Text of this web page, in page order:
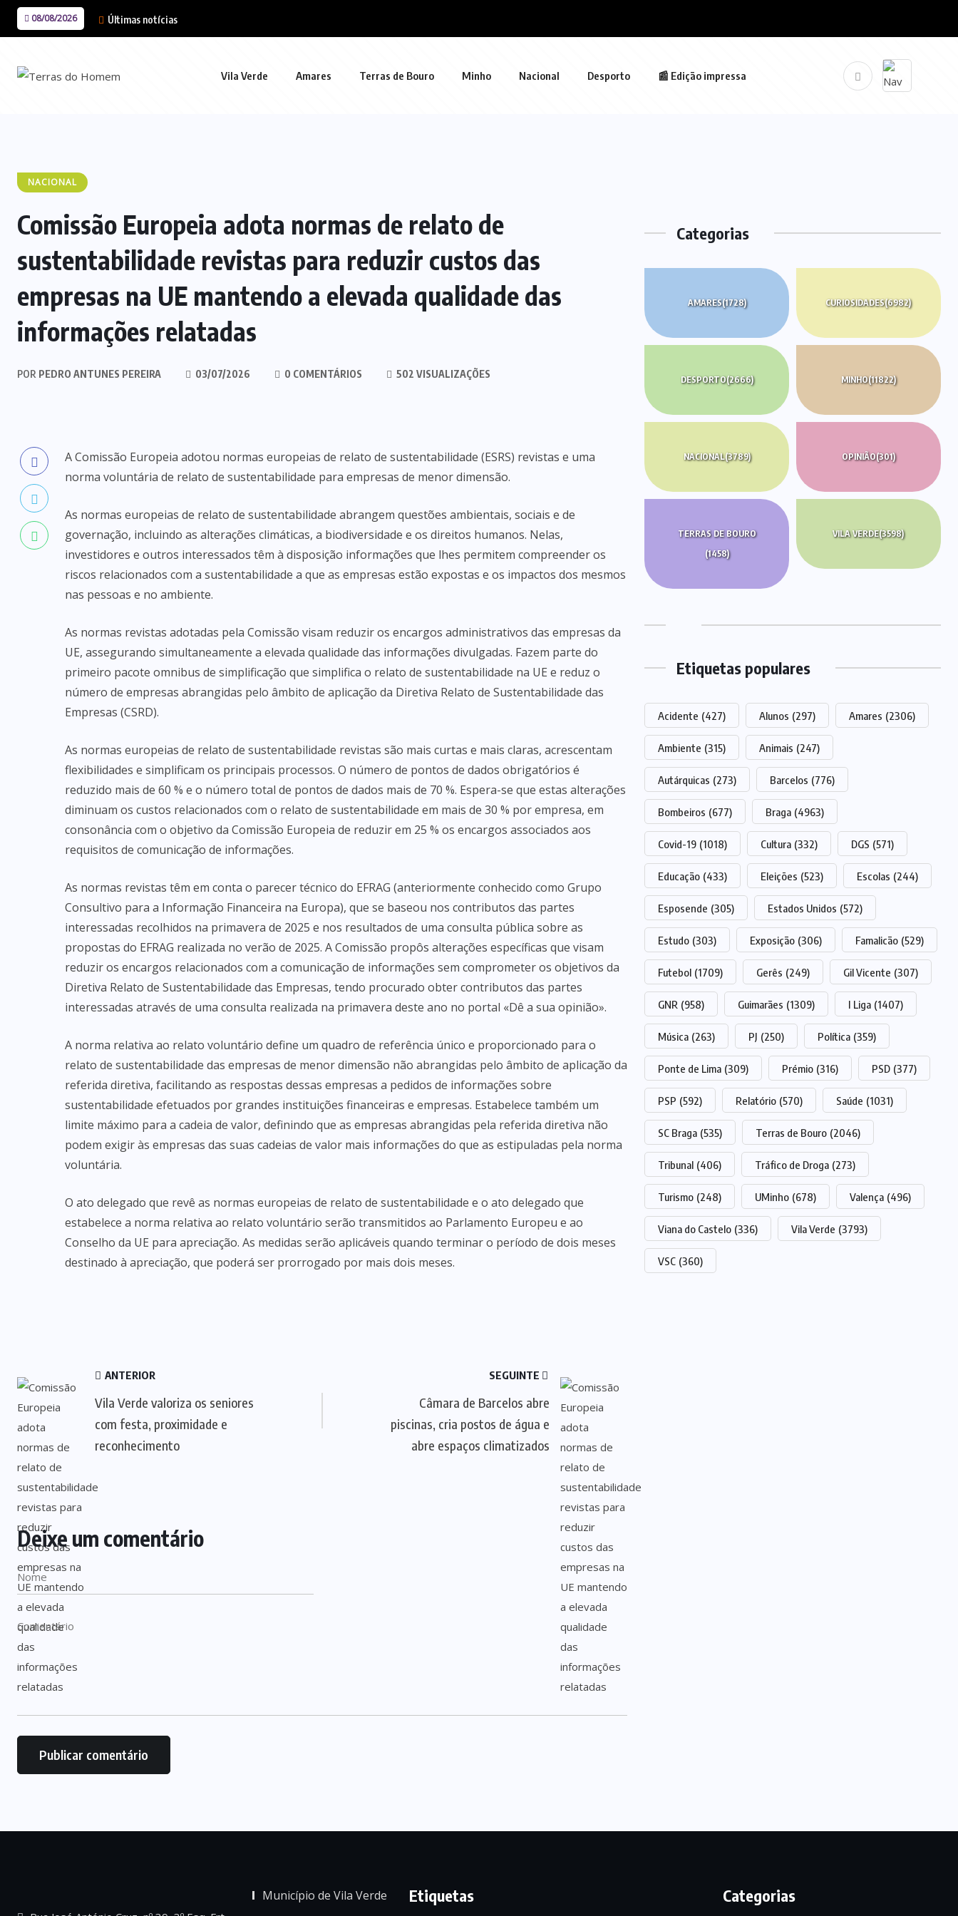
08/08/2026 Últimas notícias
Vila Verde Amares Terras de Bouro Minho Nacional Desporto 📰 Edição impressa
NACIONAL
Comissão Europeia adota normas de relato de
sustentabilidade revistas para reduzir custos das
empresas na UE mantendo a elevada qualidade das
informações relatadas
POR PEDRO ANTUNES PEREIRA 03/07/2026 0 COMENTÁRIOS 502 VISUALIZAÇÕES
A Comissão Europeia adotou normas europeias de relato de sustentabilidade (ESRS) revistas e uma
norma voluntária de relato de sustentabilidade para empresas de menor dimensão.
As normas europeias de relato de sustentabilidade abrangem questões ambientais, sociais e de
governação, incluindo as alterações climáticas, a biodiversidade e os direitos humanos. Nelas,
investidores e outros interessados têm à disposição informações que lhes permitem compreender os
riscos relacionados com a sustentabilidade a que as empresas estão expostas e os impactos dos mesmos
nas pessoas e no ambiente.
As normas revistas adotadas pela Comissão visam reduzir os encargos administrativos das empresas da
UE, assegurando simultaneamente a elevada qualidade das informações divulgadas. Fazem parte do
primeiro pacote omnibus de simplificação que simplifica o relato de sustentabilidade na UE e reduz o
número de empresas abrangidas pelo âmbito de aplicação da Diretiva Relato de Sustentabilidade das
Empresas (CSRD).
As normas europeias de relato de sustentabilidade revistas são mais curtas e mais claras, acrescentam
flexibilidades e simplificam os principais processos. O número de pontos de dados obrigatórios é
reduzido mais de 60 % e o número total de pontos de dados mais de 70 %. Espera-se que estas alterações
diminuam os custos relacionados com o relato de sustentabilidade em mais de 30 % por empresa, em
consonância com o objetivo da Comissão Europeia de reduzir em 25 % os encargos associados aos
requisitos de comunicação de informações.
As normas revistas têm em conta o parecer técnico do EFRAG (anteriormente conhecido como Grupo
Consultivo para a Informação Financeira na Europa), que se baseou nos contributos das partes
interessadas recolhidos na primavera de 2025 e nos resultados de uma consulta pública sobre as
propostas do EFRAG realizada no verão de 2025. A Comissão propôs alterações específicas que visam
reduzir os encargos relacionados com a comunicação de informações sem comprometer os objetivos da
Diretiva Relato de Sustentabilidade das Empresas, tendo procurado obter contributos das partes
interessadas através de uma consulta realizada na primavera deste ano no portal «Dê a sua opinião».
A norma relativa ao relato voluntário define um quadro de referência único e proporcionado para o
relato de sustentabilidade das empresas de menor dimensão não abrangidas pelo âmbito de aplicação da
referida diretiva, facilitando as respostas dessas empresas a pedidos de informações sobre
sustentabilidade efetuados por grandes instituições financeiras e empresas. Estabelece também um
limite máximo para a cadeia de valor, definindo que as empresas abrangidas pela referida diretiva não
podem exigir às empresas das suas cadeias de valor mais informações do que as estipuladas pela norma
voluntária.
O ato delegado que revê as normas europeias de relato de sustentabilidade e o ato delegado que
estabelece a norma relativa ao relato voluntário serão transmitidos ao Parlamento Europeu e ao
Conselho da UE para apreciação. As medidas serão aplicáveis quando terminar o período de dois meses
destinado à apreciação, que poderá ser prorrogado por mais dois meses.
ANTERIOR
Vila Verde valoriza os seniores
com festa, proximidade e
reconhecimento
SEGUINTE
Câmara de Barcelos abre
piscinas, cria postos de água e
abre espaços climatizados
Deixe um comentário
Categorias
AMARES(1728) CURIOSIDADES(6982)
DESPORTO(2666) MINHO(11822)
NACIONAL(3789) OPINIÃO(301)
TERRAS DE BOURO
(1458)
VILA VERDE(3598)
Etiquetas populares
Acidente (427) Alunos (297) Amares (2306)
Ambiente (315) Animais (247)
Autárquicas (273) Barcelos (776)
Bombeiros (677) Braga (4963)
Covid-19 (1018) Cultura (332) DGS (571)
Educação (433) Eleições (523) Escolas (244)
Esposende (305) Estados Unidos (572)
Estudo (303) Exposição (306) Famalicão (529)
Futebol (1709) Gerês (249) Gil Vicente (307)
GNR (958) Guimarães (1309) I Liga (1407)
Música (263) PJ (250) Política (359)
Ponte de Lima (309) Prémio (316) PSD (377)
PSP (592) Relatório (570) Saúde (1031)
SC Braga (535) Terras de Bouro (2046)
Tribunal (406) Tráfico de Droga (273)
Turismo (248) UMinho (678) Valença (496)
Viana do Castelo (336) Vila Verde (3793)
VSC (360)
Município de Vila Verde Etiquetas Categorias